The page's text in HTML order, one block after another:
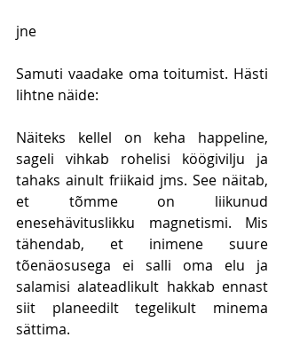
jne
Samuti vaadake oma toitumist. Hästi
lihtne näide:
Näiteks kellel on keha happeline,
sageli vihkab rohelisi köögivilju ja
tahaks ainult friikaid jms. See näitab,
et tõmme on liikunud
enesehävituslikku magnetismi. Mis
tähendab, et inimene suure
tõenäosusega ei salli oma elu ja
salamisi alateadlikult hakkab ennast
siit planeedilt tegelikult minema
sättima.